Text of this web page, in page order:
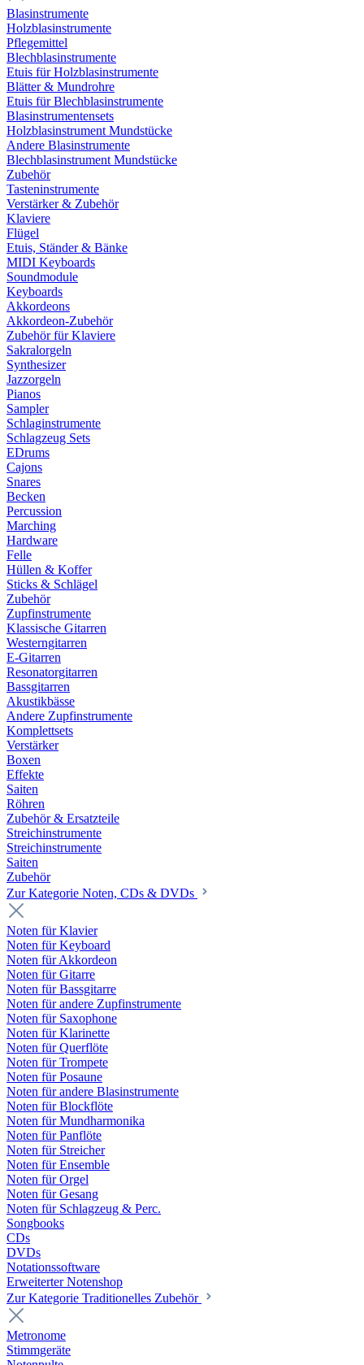
Blasinstrumente
Holzblasinstrumente
Pflegemittel
Blechblasinstrumente
Etuis für Holzblasinstrumente
Blätter & Mundrohre
Etuis für Blechblasinstrumente
Blasinstrumentensets
Holzblasinstrument Mundstücke
Andere Blasinstrumente
Blechblasinstrument Mundstücke
Zubehör
Tasteninstrumente
Verstärker & Zubehör
Klaviere
Flügel
Etuis, Ständer & Bänke
MIDI Keyboards
Soundmodule
Keyboards
Akkordeons
Akkordeon-Zubehör
Zubehör für Klaviere
Sakralorgeln
Synthesizer
Jazzorgeln
Pianos
Sampler
Schlaginstrumente
Schlagzeug Sets
EDrums
Cajons
Snares
Becken
Percussion
Marching
Hardware
Felle
Hüllen & Koffer
Sticks & Schlägel
Zubehör
Zupfinstrumente
Klassische Gitarren
Westerngitarren
E-Gitarren
Resonatorgitarren
Bassgitarren
Akustikbässe
Andere Zupfinstrumente
Komplettsets
Verstärker
Boxen
Effekte
Saiten
Röhren
Zubehör & Ersatzteile
Streichinstrumente
Streichinstrumente
Saiten
Zubehör
Zur Kategorie Noten, CDs & DVDs
Noten für Klavier
Noten für Keyboard
Noten für Akkordeon
Noten für Gitarre
Noten für Bassgitarre
Noten für andere Zupfinstrumente
Noten für Saxophone
Noten für Klarinette
Noten für Querflöte
Noten für Trompete
Noten für Posaune
Noten für andere Blasinstrumente
Noten für Blockflöte
Noten für Mundharmonika
Noten für Panflöte
Noten für Streicher
Noten für Ensemble
Noten für Orgel
Noten für Gesang
Noten für Schlagzeug & Perc.
Songbooks
CDs
DVDs
Notationssoftware
Erweiterter Notenshop
Zur Kategorie Traditionelles Zubehör
Metronome
Stimmgeräte